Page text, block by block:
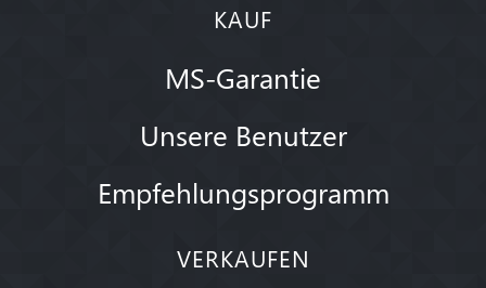
KAUF
MS-Garantie
Unsere Benutzer
Empfehlungsprogramm
VERKAUFEN